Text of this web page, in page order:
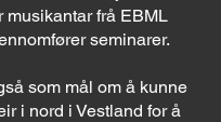
musikantar frå EBML
seminarer.
som mål om å kunne
i nord i Vestland for å